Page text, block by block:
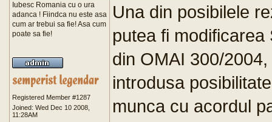
Iubesc Romania cu o ura
adanca ! Fiindca nu este asa
cum ar trebui sa fie! Asa cum
poate sa fie!
Registered Member #1287
Joined: Wed Dec 10 2008,
11:28AM
Una din posibilele
putea fi
din OMAI 300/
introdusa
munca cu acordul